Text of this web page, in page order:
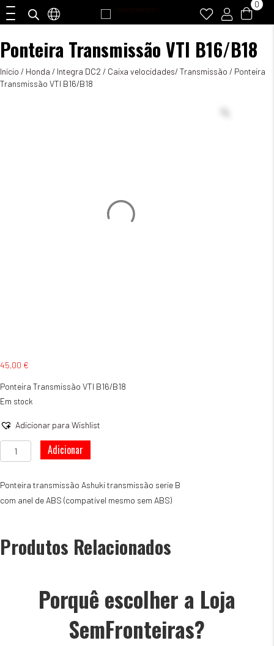
0
Ponteira Transmissão VTI B16/B18
Início / Honda / Integra DC2 / Caixa velocidades/ Transmissão / Ponteira
Transmissão VTI B16/B18
45,00 €
Ponteira Transmissão VTI B16/B18
Em stock
Adicionar para Wishlist
Quantidade
de
Transmissão
B16/B18
Adicionar
Ponteira transmissão Ashuki transmissão serie B
com anel de ABS (compatível mesmo sem ABS)
Produtos Relacionados
Porquê escolher a Loja
SemFronteiras?